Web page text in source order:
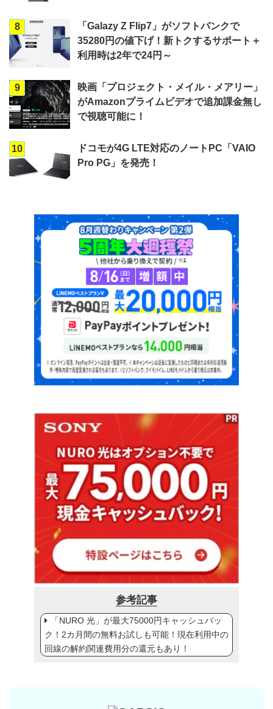
8
「Galazy Z Flip7」がソフトバンクで
35280円の値下げ！新トクするサポート＋
利用時は2年で24円～
9
映画「プロジェクト・メイル・メアリー」
がAmazonプライムビデオで追加課金無し
で視聴可能に！
10
ドコモが4G LTE対応のノートPC「VAIO
Pro PG」を発売！
参考記事
「NURO 光」が最大75000円キャッシュバッ
ク！2カ月間の無料お試しも可能！現在利用中の
回線の解約関連費用分の還元もあり！